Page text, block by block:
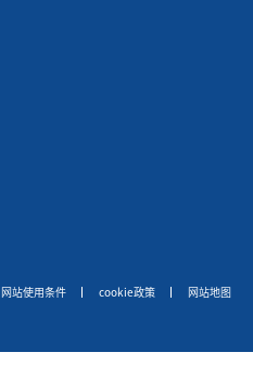
网站使用条件 cookie政策 网站地图